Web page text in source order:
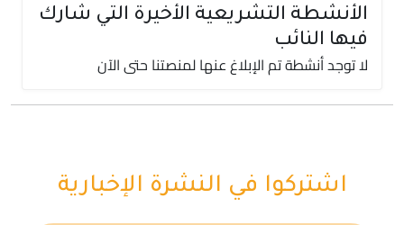
الأنشطة التشريعية الأخيرة التي شارك
فيها النائب
لا توجد أنشطة تم الإبلاغ عنها لمنصتنا حتى الآن
اشتركوا في النشرة الإخبارية